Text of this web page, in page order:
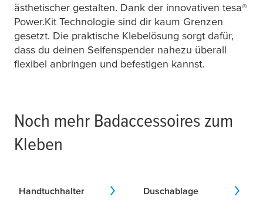
ästhetischer gestalten. Dank der innovativen tesa®
Power.Kit Technologie sind dir kaum Grenzen
gesetzt. Die praktische Klebelösung sorgt dafür,
dass du deinen Seifenspender nahezu überall
flexibel anbringen und befestigen kannst.
Noch mehr Badaccessoires zum
Kleben
Handtuchhalter Duschablage